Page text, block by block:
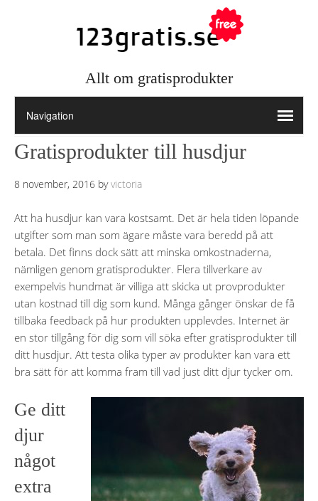
Allt om gratisprodukter
Gratisprodukter till husdjur
8 november, 2016 byvictoria
Att ha husdjur kan vara kostsamt. Det är hela tiden löpande
utgifter som man som ägare måste vara beredd på att
betala. Det finns dock sätt att minska omkostnaderna,
nämligen genom gratisprodukter. Flera tillverkare av
exempelvis hundmat är villiga att skicka ut provprodukter
utan kostnad till dig som kund. Många gånger önskar de få
tillbaka feedback på hur produkten upplevdes. Internet är
en stor tillgång för dig som vill söka efter gratisprodukter till
ditt husdjur. Att testa olika typer av produkter kan vara ett
bra sätt för att komma fram till vad just ditt djur tycker om.
Ge ditt
djur
något
extra